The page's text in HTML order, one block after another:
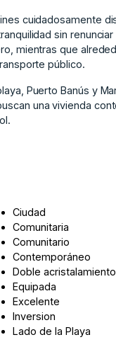
cuidadosamente
sin
mientras que
público.
Puerto ‌Banús ‌y
‌una ‌vivienda
Ciudad
Comunitaria
Comunitario
Contemporáneo
Doble acristalamiento
Equipada
Excelente
Inversion
Lado de la Playa